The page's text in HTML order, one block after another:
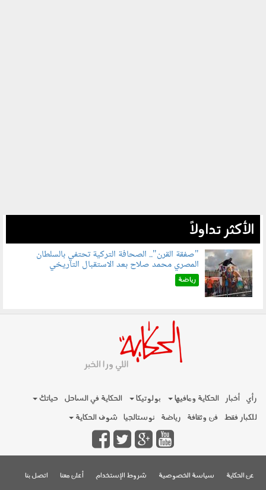
الأكثر تداولاً
070801.jpg
"صفقة القرن".. الصحافة التركية تحتفي بالسلطان
المصري محمد صلاح بعد الاستقبال التاريخي
رياضة
رأي أخبار الحكاية ومافيها بولوتيكا الحكاية في الساحل
حياتك
للكبار فقط فن وثقافة رياضة نوستالجيا شوف الحكاية
عن الحكاية سياسة الخصوصية شروط الإستخدام أعلن معنا اتصل بنا